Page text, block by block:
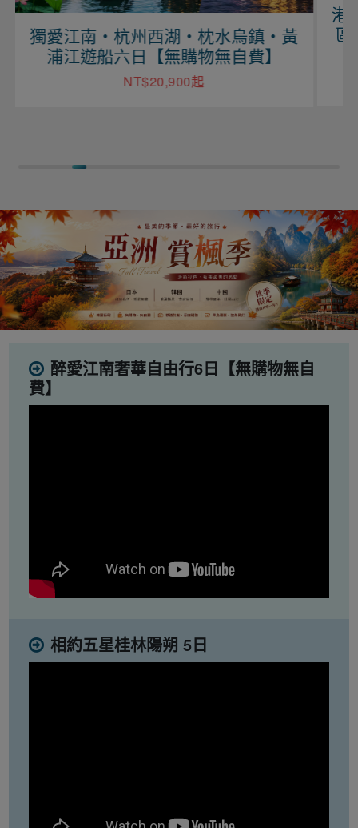
・杭州西湖・枕水烏鎮・黃
船六日【無購物無自費】
港珠澳跨海之
區．光影盛宴
醉愛江南奢華自由行6日【無購物無自
費】
相約五星桂林陽朔 5日